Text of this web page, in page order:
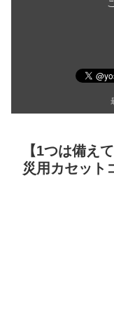
【1つは備え
災用カセット